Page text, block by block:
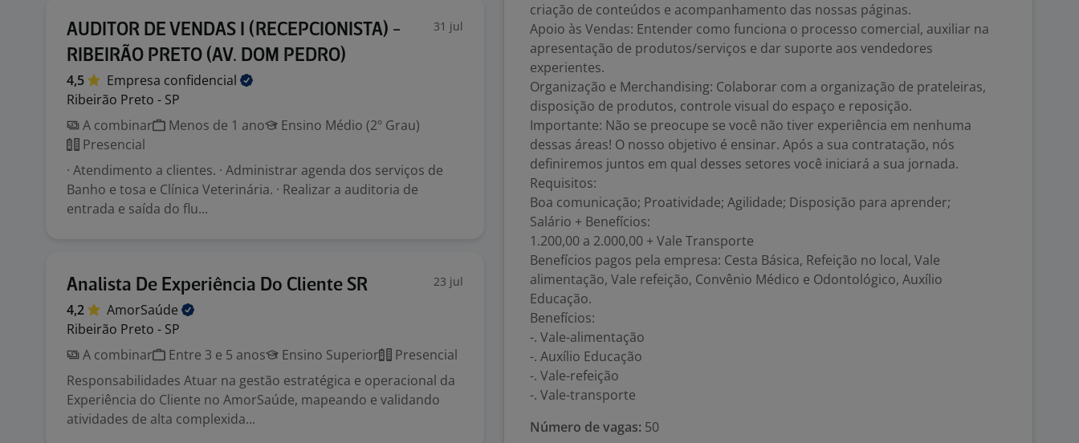
AUDITOR DE VENDAS I (RECEPCIONISTA) -
RIBEIRÃO PRETO (AV. DOM PEDRO)
31 jul
4,5 Empresa confidencial
Ribeirão Preto - SP
A combinar
Menos de 1 ano
Ensino Médio (2º Grau)
Presencial
· Atendimento a clientes. · Administrar agenda dos serviços de
Banho e tosa e Clínica Veterinária. · Realizar a auditoria de
entrada e saída do flu...
Analista De Experiência Do Cliente SR 23 jul
4,2
AmorSaúde
Ribeirão Preto - SP
A combinar
Entre 3 e 5 anos Ensino Superior
Presencial
Responsabilidades Atuar na gestão estratégica e operacional da
Experiência do Cliente no AmorSaúde, mapeando e validando
atividades de alta complexida...
criação de conteúdos e acompanhamento das nossas páginas.
Apoio às Vendas: Entender como funciona o processo comercial, auxiliar na
apresentação de produtos/serviços e dar suporte aos vendedores
experientes.
Organização e Merchandising: Colaborar com a organização de prateleiras,
disposição de produtos, controle visual do espaço e reposição.
Importante: Não se preocupe se você não tiver experiência em nenhuma
dessas áreas! O nosso objetivo é ensinar. Após a sua contratação, nós
definiremos juntos em qual desses setores você iniciará a sua jornada.
Requisitos:
Boa comunicação; Proatividade; Agilidade; Disposição para aprender;
Salário + Benefícios:
1.200,00 a 2.000,00 + Vale Transporte
Benefícios pagos pela empresa: Cesta Básica, Refeição no local, Vale
alimentação, Vale refeição, Convênio Médico e Odontológico, Auxílio
Educação.
Benefícios:
-. Vale-alimentação
-. Auxílio Educação
-. Vale-refeição
-. Vale-transporte
Número de vagas: 50